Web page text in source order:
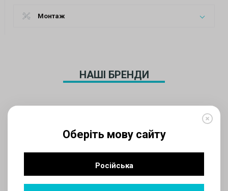
Оберіть мову сайту
Російська
Монтаж
НАШІ БРЕНДИ
Поділитеся посиланням у соціальних мережах